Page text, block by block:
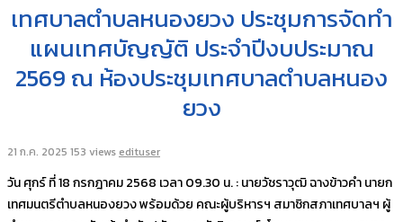
เทศบาลตำบลหนองยวง ประชุมการจัดทำ
แผนเทศบัญญัติ ประจำปีงบประมาณ
2569 ณ ห้องประชุมเทศบาลตำบลหนอง
ยวง
21 ก.ค. 2025 153 views edituser
วัน ศุกร์ ที่ 18 กรกฎาคม 2568 เวลา 09.30 น. : นายวัชราวุฒิ ฉางข้าวคำ นายก
เทศมนตรีตำบลหนองยวง พร้อมด้วย คณะผู้บริหารฯ สมาชิกสภาเทศบาลฯ ผู้